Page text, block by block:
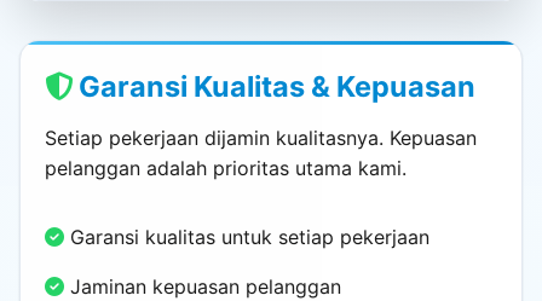
Garansi Kualitas & Kepuasan
Setiap pekerjaan dijamin kualitasnya. Kepuasan
pelanggan adalah prioritas utama kami.
Garansi kualitas untuk setiap pekerjaan
Jaminan kepuasan pelanggan